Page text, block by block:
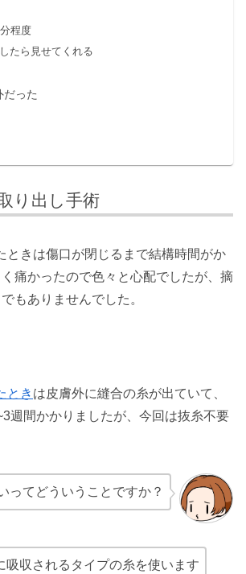
程度
たら見せてくれる
だった
り出し手術
ときは傷口が閉じるまで結構時間がか
痛かったので色々と心配でしたが、摘
もありませんでした。
とき は皮膚外に縫合の糸が出ていて、
週間かかりましたが、今回は抜糸不要
ってどういうことですか？
吸収されるタイプの糸を使います